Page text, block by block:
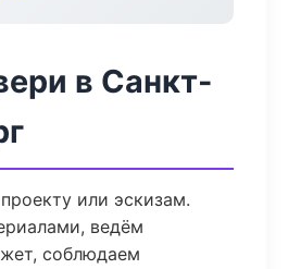
в Санкт-
или эскизам.
ведём
соблюдаем